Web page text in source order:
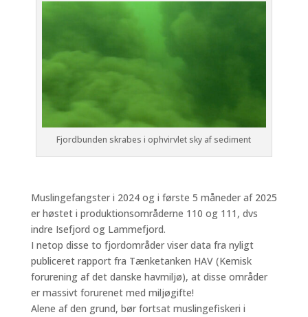
Fjordbunden skrabes i ophvirvlet sky af sediment
Muslingefangster i 2024 og i første 5 måneder af 2025
er høstet i produktionsområderne 110 og 111, dvs
indre Isefjord og Lammefjord.
I netop disse to fjordområder viser data fra nyligt
publiceret rapport fra Tænketanken HAV (Kemisk
forurening af det danske havmiljø), at disse områder
er massivt forurenet med miljøgifte!
Alene af den grund, bør fortsat muslingefiskeri i